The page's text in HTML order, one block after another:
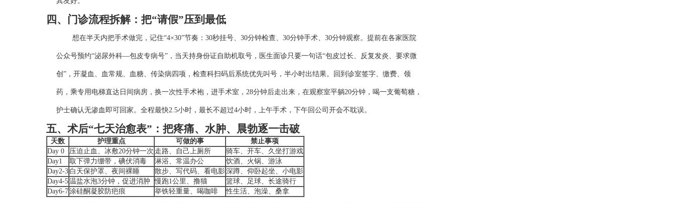
四、门诊流程拆解：把“请假”压到最低
想在半天内把手术做完，记住“4×30”节奏：30秒挂号、30分钟检查、30分钟手术、30分钟观察。提前在各家医院
公众号预约“泌尿外科—包皮专病号”，当天持身份证自助机取号，医生面诊只要一句话“包皮过长、反复发炎、要求微
创”，开凝血、血常规、血糖、传染病四项，检查科扫码后系统优先叫号，半小时出结果。回到诊室签字、缴费、领
药，乘专用电梯直达日间病房，换一次性手术袍，进手术室，28分钟后走出来，在观察室平躺20分钟，喝一支葡萄糖，
护士确认无渗血即可回家。全程最快2.5小时，最长不超过4小时，上午手术，下午回公司开会不耽误。
五、术后“七天治愈表”：把疼痛、水肿、晨勃逐一击破
天数 护理重点 可做的事
禁止事项
Day 0
压迫止血、冰敷20分钟一次 走路、自己上厕所
骑车、开车、久坐打游戏
Day1
取下弹力绷带，碘伏消毒 淋浴、常温办公
饮酒、火锅、游泳
Day2-3 白天保护罩、夜间裸睡 散步、写代码、看电影深蹲、仰卧起坐、小电影
Day4-5温盐水泡3分钟，促进消肿 慢跑1公里、撸猫
篮球、足球、长途骑行
Day6-7涂硅酮凝胶防疤痕 举铁轻重量、喝咖啡 性生活、泡澡、桑拿